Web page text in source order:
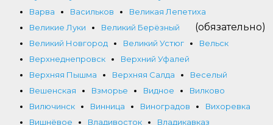
Варва
Васильков
Великая Лепетиха
Великие Луки
Великий Берёзный
Великий Новгород
Великий Устюг
Вельск
Верхнеднепровск
Верхний Уфалей
Верхняя Пышма
Верхняя Салда
Веселый
Вешенская
Взморье Видное
Вилково
Вилючинск
Винница Виноградов
Вихоревка
Вишнёвое
Владивосток
Владикавказ
(обязательно)